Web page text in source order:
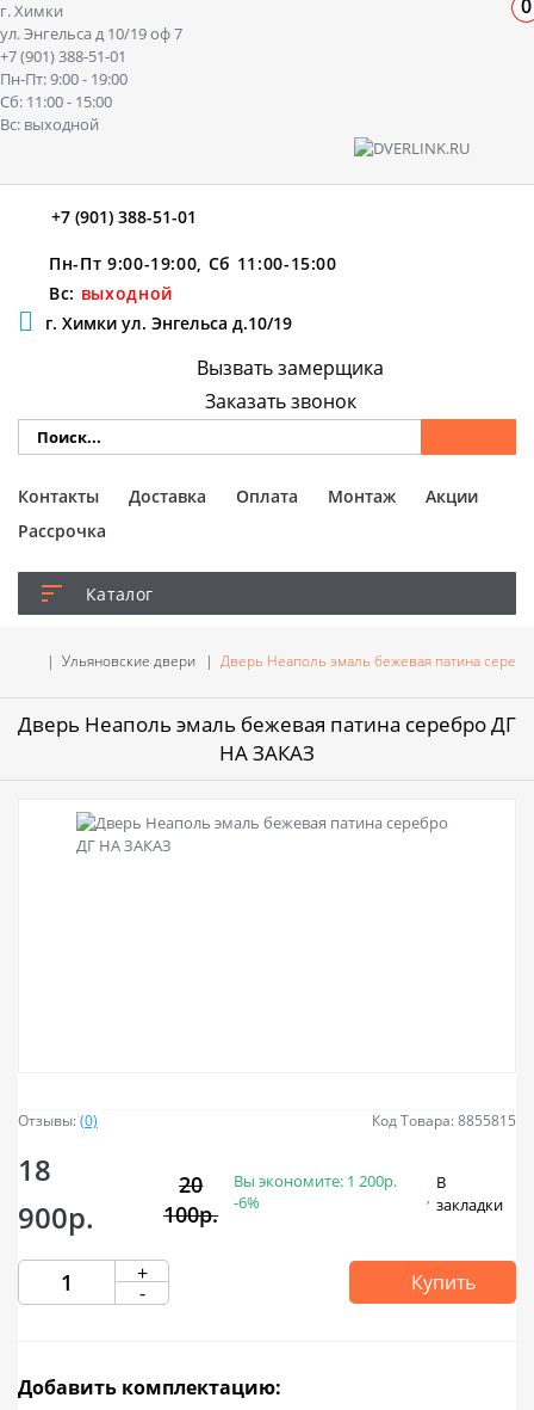
г. Химки
ул. Энгельса д 10/19 оф 7
+7 (901) 388-51-01
Пн-Пт: 9:00 - 19:00
Сб: 11:00 - 15:00
Вс: выходной
+7 (901) 388-51-01
Пн-Пт 9:00-19:00, Сб 11:00-15:00
Вс: выходной
г. Химки ул. Энгельса д.10/19
Каталог
Вызвать замерщика
Заказать звонок
Контакты Доставка Оплата Монтаж
Акции
Рассрочка
Ульяновские двери Дверь Неаполь эмаль бежевая патина
Дверь Неаполь эмаль бежевая патина серебро ДГ
НА ЗАКАЗ
Отзывы:(0) Код Товара: 8855815
18
900р.
20
100р.
Вы экономите: 1 200р.
-6%
В
закладки
+
- Купить
Добавить комплектацию:
0